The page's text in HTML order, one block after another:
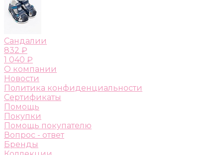
Сандалии
832 ₽
1 040 ₽
О компании
Новости
Политика конфиденциальности
Сертификаты
Помощь
Покупки
Помощь покупателю
Вопрос - ответ
Бренды